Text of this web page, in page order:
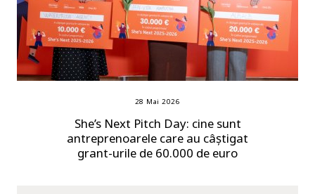
28 Mai 2026
She’s Next Pitch Day: cine sunt
antreprenoarele care au câștigat
grant-urile de 60.000 de euro